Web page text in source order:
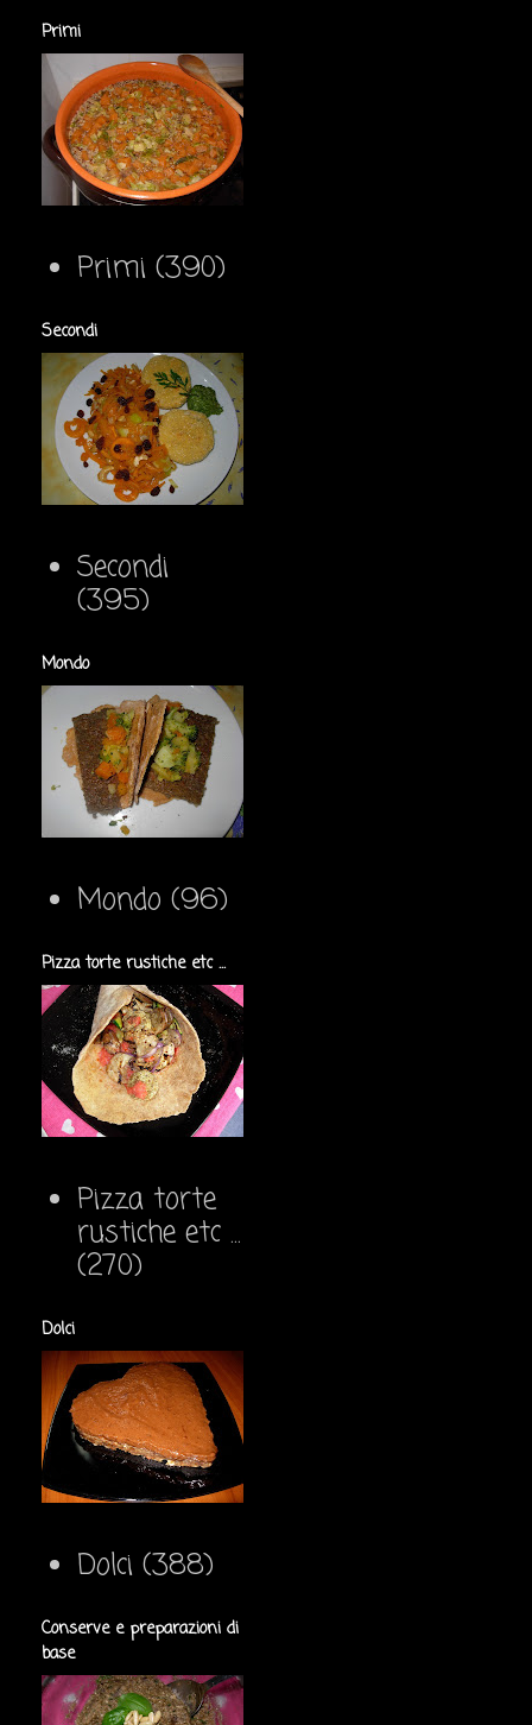
Primi
Primi (390)
Secondi
Secondi
(395)
Mondo
Mondo (96)
Pizza torte rustiche etc ...
Pizza torte
rustiche etc ...
(270)
Dolci
Dolci (388)
Conserve e preparazioni di
base